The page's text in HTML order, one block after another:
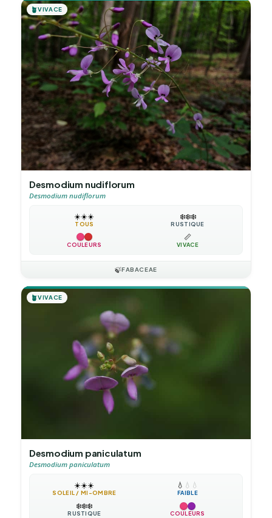
🪴VIVACE
Desmodium nudiflorum
Desmodium nudiflorum
☀️☀️☀️
TOUS
❄️❄️❄️
RUSTIQUE
COULEURS
📏
VIVACE
🍃FABACEAE
🪴VIVACE
Desmodium paniculatum
Desmodium paniculatum
☀️☀️☀️
SOLEIL / MI-OMBRE
💧 💧 💧
FAIBLE
❄️❄️❄️
RUSTIQUE COULEURS